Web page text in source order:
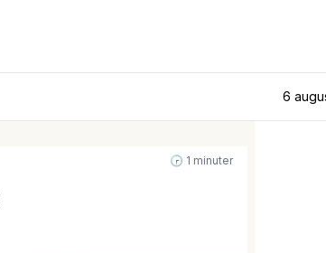
6
🕝 1 minuter